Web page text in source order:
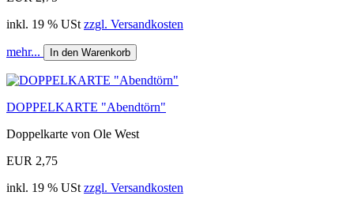
inkl. 19 % USt zzgl. Versandkosten
mehr... In den Warenkorb
DOPPELKARTE "Abendtörn"
Doppelkarte von Ole West
EUR 2,75
inkl. 19 % USt zzgl. Versandkosten